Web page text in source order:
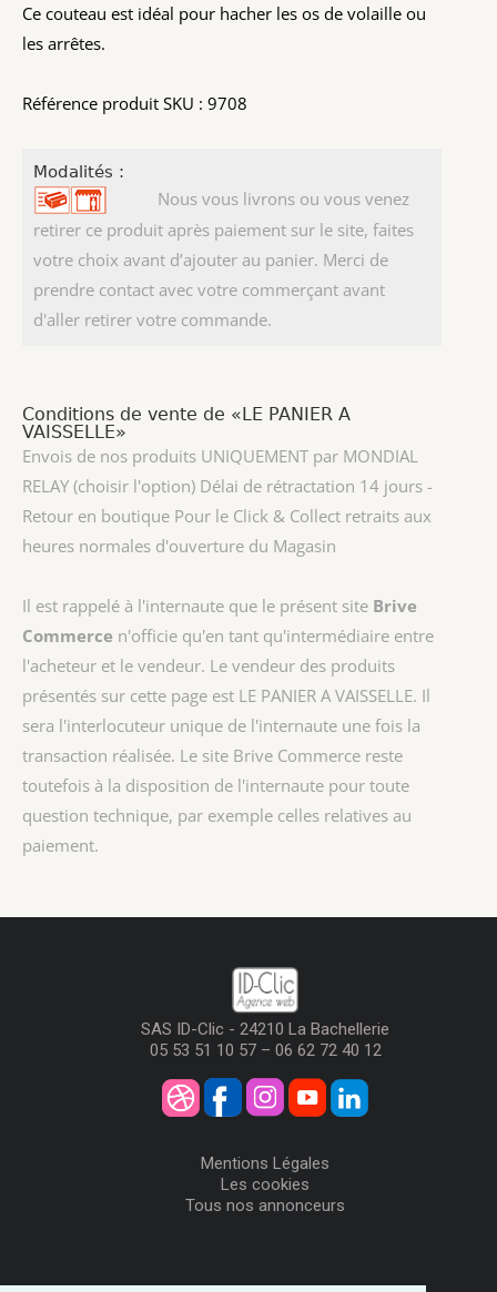
Ce couteau est idéal pour hacher les os de volaille ou
les arrêtes.
Référence produit SKU : 9708
Modalités :
Nous vous livrons ou vous venez
retirer ce produit après paiement sur le site, faites
votre choix avant d’ajouter au panier. Merci de
prendre contact avec votre commerçant avant
d'aller retirer votre commande.
Conditions de vente de «LE PANIER A
VAISSELLE»
Envois de nos produits UNIQUEMENT par MONDIAL
RELAY (choisir l'option) Délai de rétractation 14 jours -
Retour en boutique Pour le Click & Collect retraits aux
heures normales d'ouverture du Magasin
Il est rappelé à l'internaute que le présent site Brive
Commerce n'officie qu'en tant qu'intermédiaire entre
l'acheteur et le vendeur. Le vendeur des produits
présentés sur cette page est LE PANIER A VAISSELLE. Il
sera l'interlocuteur unique de l'internaute une fois la
transaction réalisée. Le site Brive Commerce reste
toutefois à la disposition de l'internaute pour toute
question technique, par exemple celles relatives au
paiement.
SAS ID-Clic - 24210 La Bachellerie
05 53 51 10 57 – 06 62 72 40 12
Mentions Légales
Les cookies
Tous nos annonceurs